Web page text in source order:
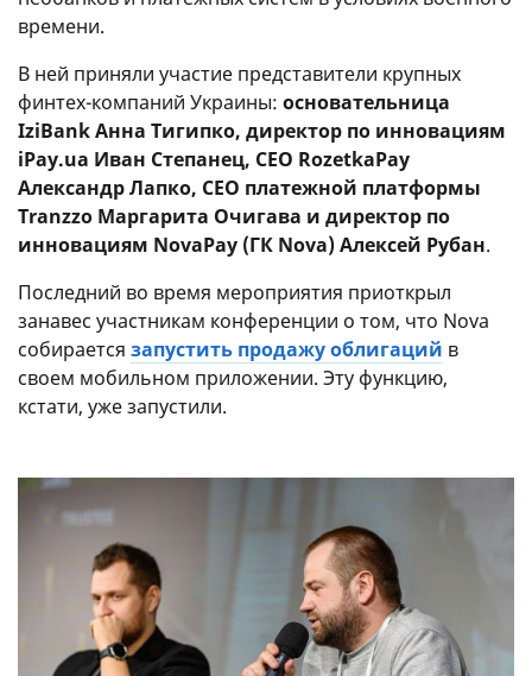
времени.
В ней приняли участие представители крупных
финтех-компаний Украины: основательница
IziBank Анна Тигипко, директор по инновациям
iPay.ua Иван Степанец, CEO RozetkaPay
Александр Лапко, СЕО платежной платформы
Tranzzo Маргарита Очигава и директор по
инновациям NovaPay (ГК Nova) Алексей Рубан.
Последний во время мероприятия приоткрыл
занавес участникам конференции о том, что Nova
собирается запустить продажу облигаций в
своем мобильном приложении. Эту функцию,
кстати, уже запустили.